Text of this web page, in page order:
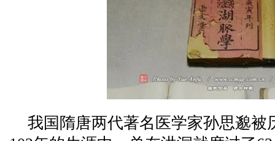
我国隋唐两代著名医学家孙思邈被